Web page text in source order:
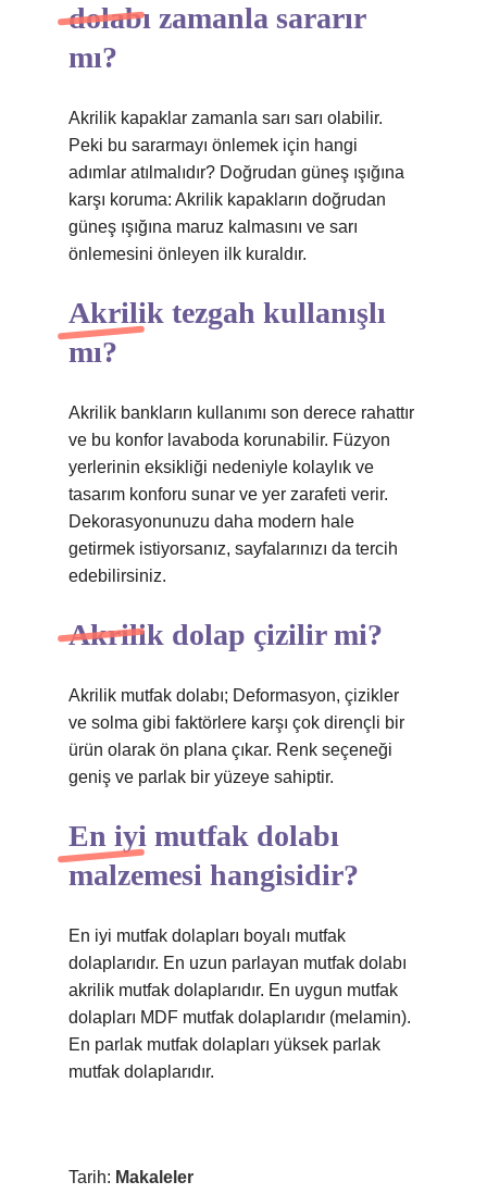
dolabı zamanla sararır
mı?
Akrilik kapaklar zamanla sarı sarı olabilir.
Peki bu sararmayı önlemek için hangi
adımlar atılmalıdır? Doğrudan güneş ışığına
karşı koruma: Akrilik kapakların doğrudan
güneş ışığına maruz kalmasını ve sarı
önlemesini önleyen ilk kuraldır.
Akrilik tezgah kullanışlı
mı?
Akrilik bankların kullanımı son derece rahattır
ve bu konfor lavaboda korunabilir. Füzyon
yerlerinin eksikliği nedeniyle kolaylık ve
tasarım konforu sunar ve yer zarafeti verir.
Dekorasyonunuzu daha modern hale
getirmek istiyorsanız, sayfalarınızı da tercih
edebilirsiniz.
Akrilik dolap çizilir mi?
Akrilik mutfak dolabı; Deformasyon, çizikler
ve solma gibi faktörlere karşı çok dirençli bir
ürün olarak ön plana çıkar. Renk seçeneği
geniş ve parlak bir yüzeye sahiptir.
En iyi mutfak dolabı
malzemesi hangisidir?
En iyi mutfak dolapları boyalı mutfak
dolaplarıdır. En uzun parlayan mutfak dolabı
akrilik mutfak dolaplarıdır. En uygun mutfak
dolapları MDF mutfak dolaplarıdır (melamin).
En parlak mutfak dolapları yüksek parlak
mutfak dolaplarıdır.
Tarih: Makaleler